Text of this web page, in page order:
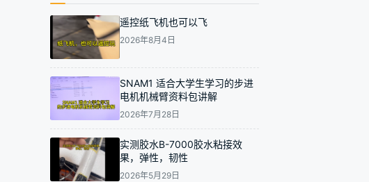
遥控纸飞机也可以飞
2026年8月4日
SNAM1 适合大学生学习的步进
电机机械臂资料包讲解
2026年7月28日
实测胶水B-7000胶水粘接效
果，弹性，韧性
2026年5月29日